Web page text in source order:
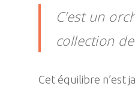
C’est un
collection
Cet équilibre n’est